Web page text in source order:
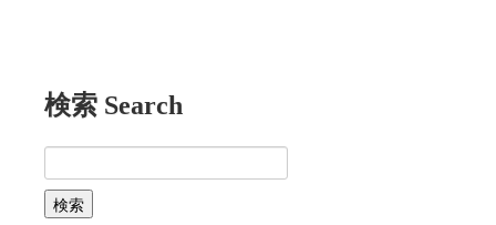
検索 Search